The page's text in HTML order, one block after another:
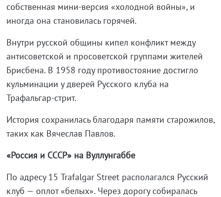
собственная мини‑версия «холодной войны», и
иногда она становилась горячей.
Внутри русской общины кипел конфликт между
антисоветской и просоветской группами жителей
Брисбена. В 1958 году противостояние достигло
кульминации у дверей Русского клуба на
Трафальгар‑стрит.
История сохранилась благодаря памяти старожилов,
таких как Вячеслав Павлов.
«Россия и СССР» на Вуллунгаббе
По адресу 15 Trafalgar Street располагался Русский
клуб — оплот «белых». Через дорогу собиралась